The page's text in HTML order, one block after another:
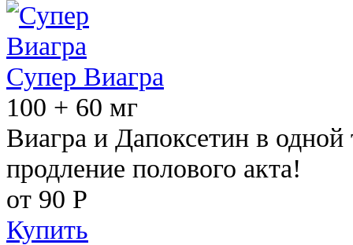
Супер Виагра
100 + 60 мг
Виагра и Дапоксетин в одной
продление полового акта!
от 90 Р
Купить